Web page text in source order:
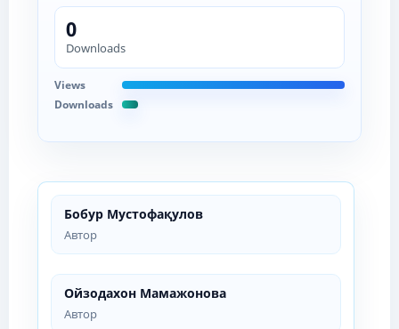
Бобур Мустофақулов
Автор
Ойзодахон Мамажонова
Автор
0
Downloads
Views
Downloads